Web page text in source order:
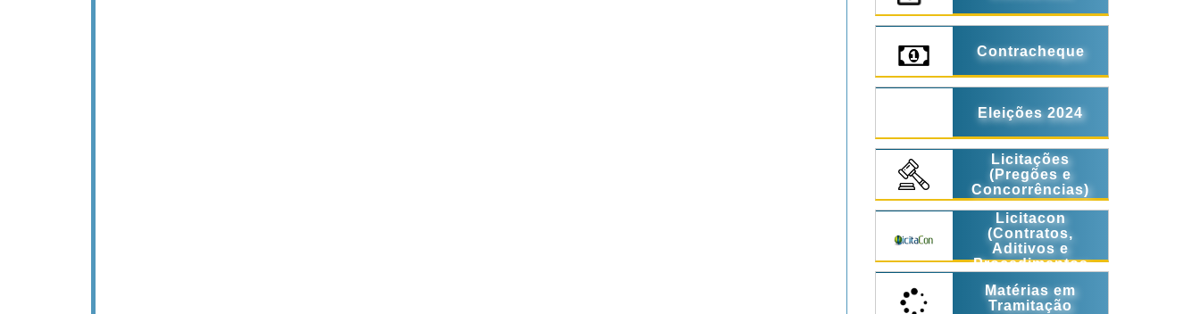
Contracheque
Eleições 2024
Licitações
(Pregões e
Concorrências)
Licitacon
(Contratos,
Aditivos e
Procedimentos
Matérias em
Tramitação